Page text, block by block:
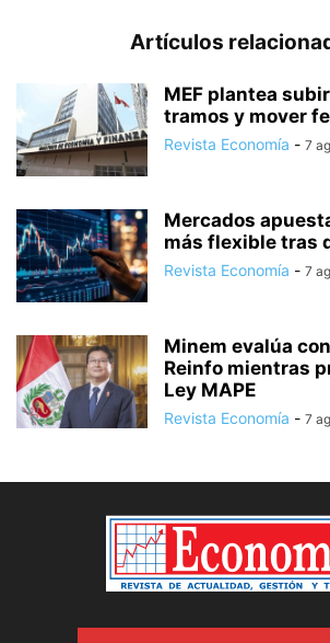
Artículos
MEF plantea
tramos y mover
Revista Economía - 7
Mercados
más flexible tras
Revista Economía - 7
Minem evalúa
Reinfo mientras
Ley MAPE
Revista Economía - 7